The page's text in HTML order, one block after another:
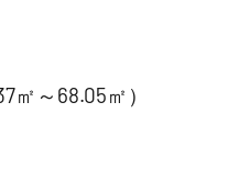
㎡～68.05㎡）